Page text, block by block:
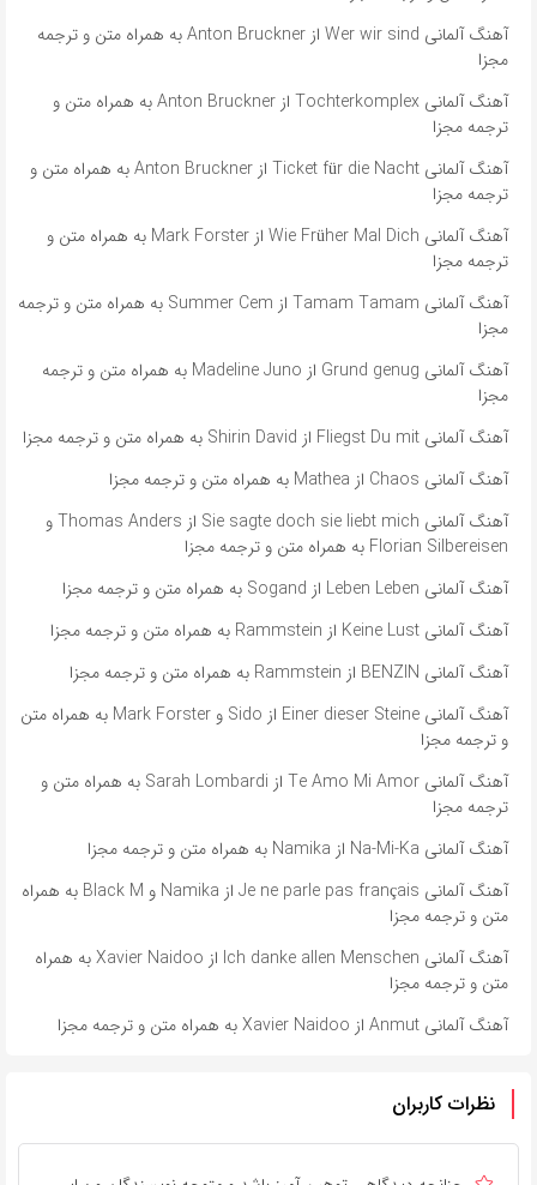
آهنگ آلمانی Wer wir sind از Anton Bruckner به همراه متن و ترجمه
مجزا
آهنگ آلمانی Tochterkomplex از Anton Bruckner به همراه متن و
ترجمه مجزا
آهنگ آلمانی Ticket für die Nacht از Anton Bruckner به همراه متن و
ترجمه مجزا
آهنگ آلمانی Wie Früher Mal Dich از Mark Forster به همراه متن و
ترجمه مجزا
آهنگ آلمانی ​​Tamam Tamam از Summer Cem به همراه متن و ترجمه
مجزا
آهنگ آلمانی ​​Grund genug از Madeline Juno به همراه متن و ترجمه
مجزا
آهنگ آلمانی Fliegst Du mit از Shirin David به همراه متن و ترجمه مجزا
آهنگ آلمانی Chaos از Mathea به همراه متن و ترجمه مجزا
آهنگ آلمانی ​​Sie sagte doch sie liebt mich از Thomas Anders و
Florian Silbereisen به همراه متن و ترجمه مجزا
آهنگ آلمانی Leben Leben از Sogand به همراه متن و ترجمه مجزا
آهنگ آلمانی Keine Lust از Rammstein به همراه متن و ترجمه مجزا
آهنگ آلمانی BENZIN از Rammstein به همراه متن و ترجمه مجزا
آهنگ آلمانی ​​Einer dieser Steine از Sido و Mark Forster به همراه متن
و ترجمه مجزا
آهنگ آلمانی ​​Te Amo Mi Amor از Sarah Lombardi به همراه متن و
ترجمه مجزا
آهنگ آلمانی ​​Na-Mi-Ka از Namika به همراه متن و ترجمه مجزا
آهنگ آلمانی ​​Je ne parle pas français از Namika و Black M به همراه
متن و ترجمه مجزا
آهنگ آلمانی ​​Ich danke allen Menschen از Xavier Naidoo به همراه
متن و ترجمه مجزا
آهنگ آلمانی ​​Anmut از Xavier Naidoo به همراه متن و ترجمه مجزا
نظرات کاربران